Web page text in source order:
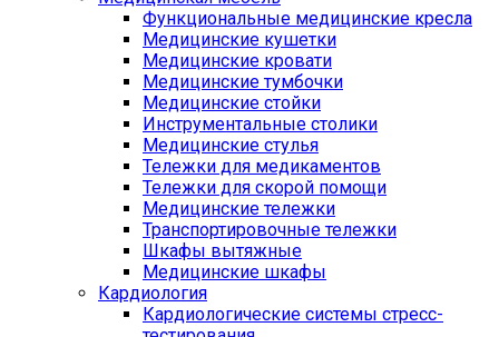
Функциональные медицинские кресла
Медицинские кушетки
Медицинские кровати
Медицинские тумбочки
Медицинские стойки
Инструментальные столики
Медицинские стулья
Тележки для медикаментов
Тележки для скорой помощи
Медицинские тележки
Транспортировочные тележки
Шкафы вытяжные
Медицинские шкафы
Кардиология
Кардиологические системы стресс-